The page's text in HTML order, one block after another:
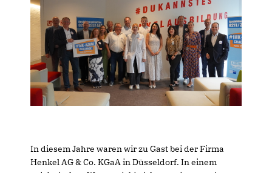
In diesem Jahre waren wir zu Gast bei der Firma
Henkel AG & Co. KGaA in Düsseldorf. In einem